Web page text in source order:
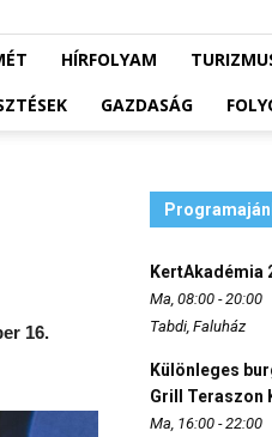
HÍRFOLYAM
GAZDASÁG
16.
KertAkadémia
Ma, 08:00 - 20:00
Tabdi, Faluház
Különleges
Grill Teraszon
Ma, 16:00 - 22:00